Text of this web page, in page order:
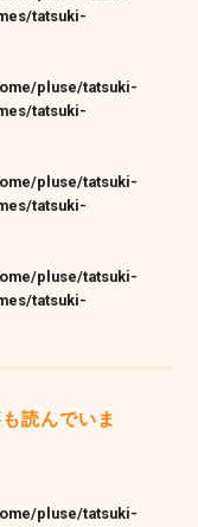
tatsuki-
pluse/tatsuki-
tatsuki-
pluse/tatsuki-
tatsuki-
pluse/tatsuki-
tatsuki-
読んでいま
pluse/tatsuki-